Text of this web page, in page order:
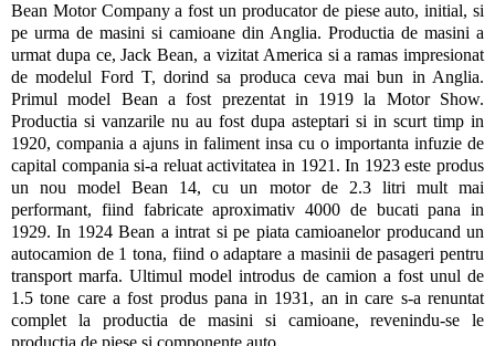
Bean Motor Company a fost un producator de piese auto, initial, si
pe urma de masini si camioane din Anglia. Productia de masini a
urmat dupa ce, Jack Bean, a vizitat America si a ramas impresionat
de modelul Ford T, dorind sa produca ceva mai bun in Anglia.
Primul model Bean a fost prezentat in 1919 la Motor Show.
Productia si vanzarile nu au fost dupa asteptari si in scurt timp in
1920, compania a ajuns in faliment insa cu o importanta infuzie de
capital compania si-a reluat activitatea in 1921. In 1923 este produs
un nou model Bean 14, cu un motor de 2.3 litri mult mai
performant, fiind fabricate aproximativ 4000 de bucati pana in
1929. In 1924 Bean a intrat si pe piata camioanelor producand un
autocamion de 1 tona, fiind o adaptare a masinii de pasageri pentru
transport marfa. Ultimul model introdus de camion a fost unul de
1.5 tone care a fost produs pana in 1931, an in care s-a renuntat
complet la productia de masini si camioane, revenindu-se le